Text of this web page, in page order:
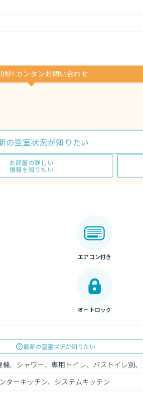
秒! カンタンお問い合わせ
の空室状況が知りたい
お部屋の詳しい
情報を知りたい
エアコン付き
オートロック
最新の空室状況が知りたい
、シャワー、専用トイレ、バストイレ別
ターキッチン、システムキッチン